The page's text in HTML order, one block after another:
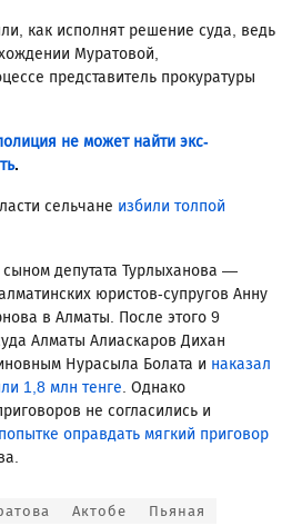
как исполнят решение суда, ведь
Муратовой,
представитель прокуратуры
не может найти экс-
.
сельчане избили толпой
депутата Турлыханова —
юристов-супругов Анну
в Алматы. После этого 9
Алматы Алиаскаров Дихан
Нурасыла Болата и наказал
1,8 млн тенге. Однако
не согласились и
оправдать мягкий приговор
Актобе
Пьяная